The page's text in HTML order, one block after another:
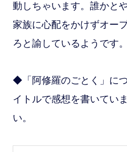
動しちゃいます。誰かと
家族に心配をかけずオー
ろと諭しているようです。
◆「阿修羅のごとく」に
イトルで感想を書いてい
い。